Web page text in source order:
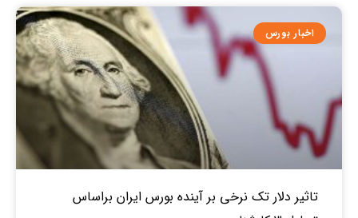
اخبار بورس
تاثیر دلار تک نرخی بر آینده بورس ایران براساس